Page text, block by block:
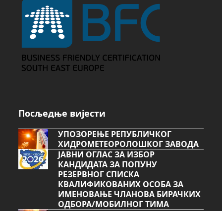
Посљедње вијести
УПОЗОРЕЊЕ РЕПУБЛИЧКОГ
ХИДРОМЕТЕОРОЛОШКОГ ЗАВОДА
ЈАВНИ ОГЛАС ЗА ИЗБОР
КАНДИДАТА ЗА ПОПУНУ
РЕЗЕРВНОГ СПИСКА
КВАЛИФИКОВАНИХ ОСОБА ЗА
ИМЕНОВАЊЕ ЧЛАНОВА БИРАЧКИХ
ОДБОРА/МОБИЛНОГ ТИМА